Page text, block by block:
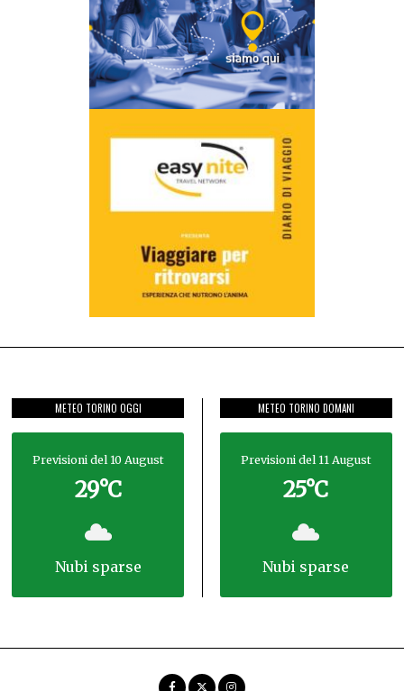
METEO TORINO OGGI
Previsioni del 10 August
29°C
nubi sparse
METEO TORINO DOMANI
Previsioni del 11 August
25°C
nubi sparse